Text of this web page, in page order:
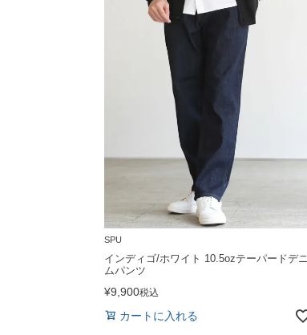
SPU
インディゴ/ホワイト 10.5ozテーパードデニ
ムパンツ
¥9,900税込
カートに入れる